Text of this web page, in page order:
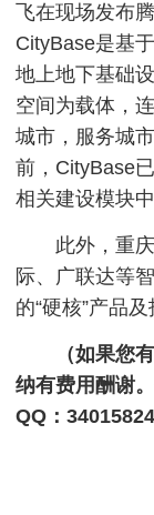
飞在现场发布
CityBase是基
地上地下基础
空间为载体，
城市，服务城
前，CityBase
相关建设模块
此外，重
际、广联达等
的“硬核”产品及
（如果您
纳有费用酬谢
QQ：